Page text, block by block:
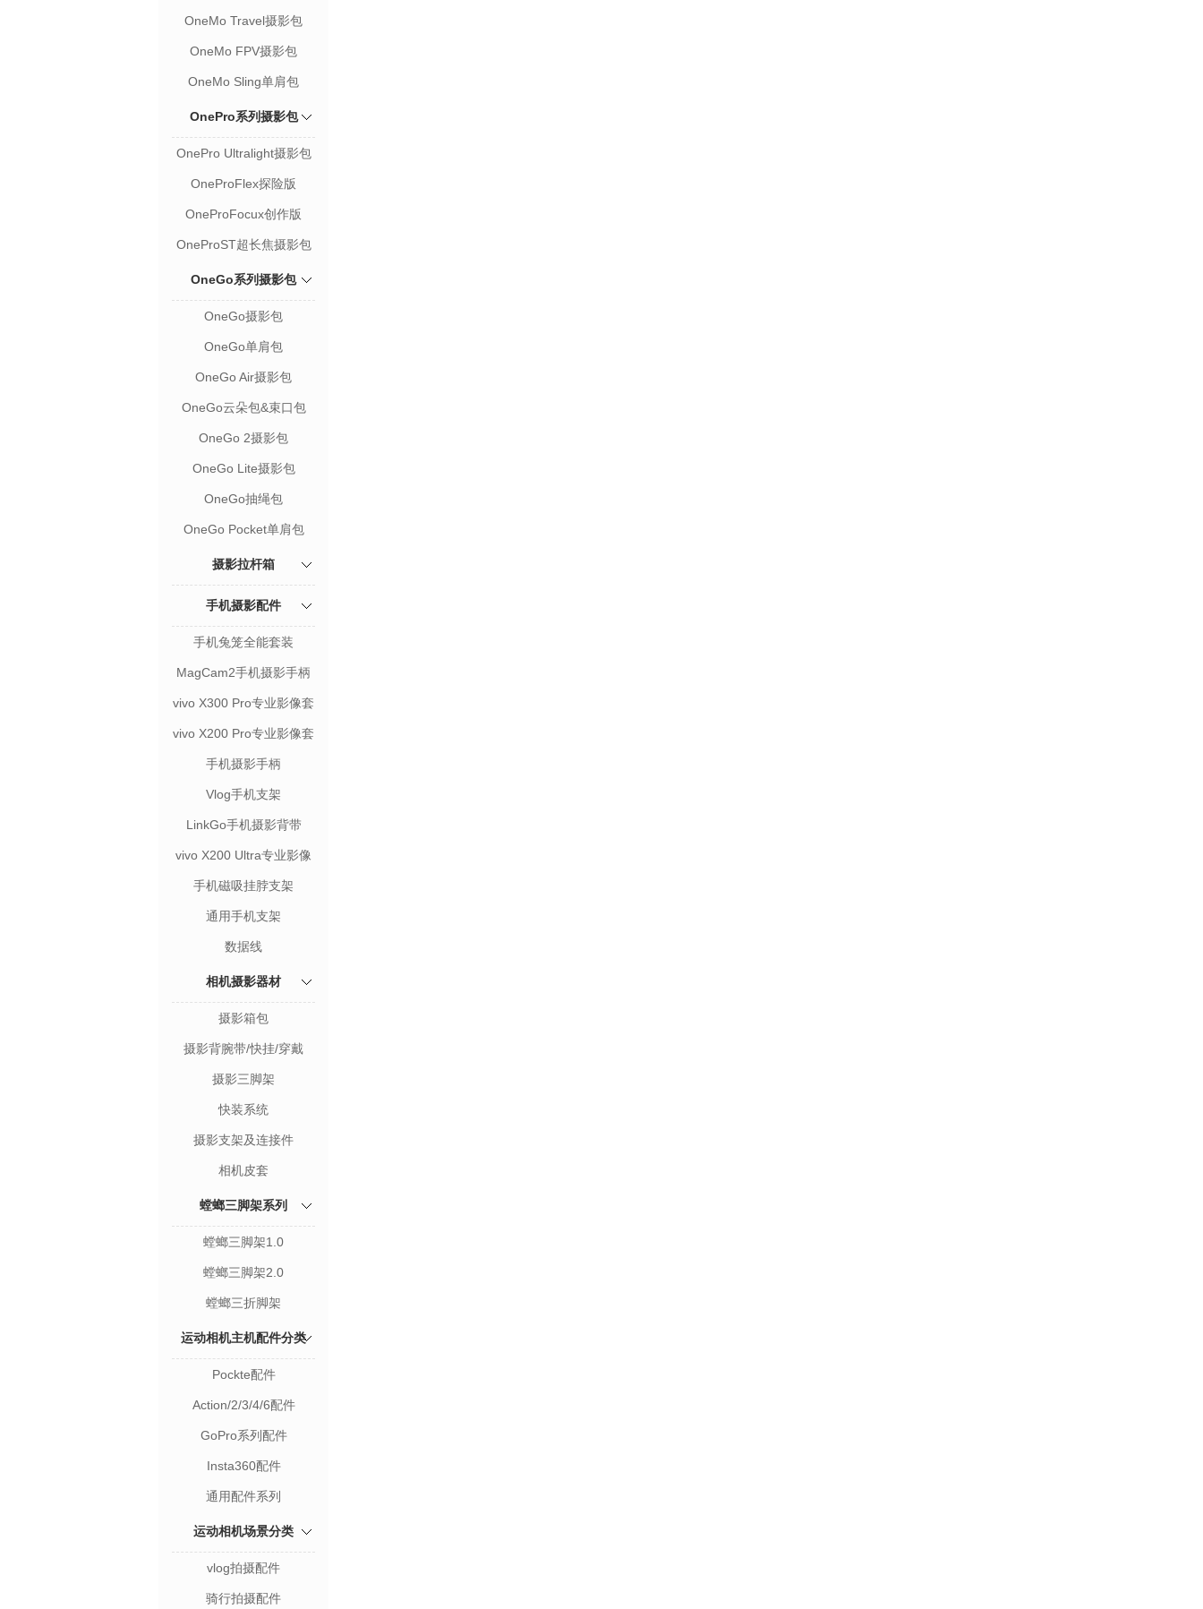
OneMo Travel摄影包
OneMo FPV摄影包
OneMo Sling单肩包
OnePro系列摄影包
OnePro Ultralight摄影包
OneProFlex探险版
OneProFocux创作版
OneProST超长焦摄影包
OneGo系列摄影包
OneGo摄影包
OneGo单肩包
OneGo Air摄影包
OneGo云朵包&束口包
OneGo 2摄影包
OneGo Lite摄影包
OneGo抽绳包
OneGo Pocket单肩包
摄影拉杆箱
手机摄影配件
手机兔笼全能套装
MagCam2手机摄影手柄
vivo X300 Pro专业影像套
vivo X200 Pro专业影像套
手机摄影手柄
Vlog手机支架
LinkGo手机摄影背带
vivo X200 Ultra专业影像
套装
手机磁吸挂脖支架
通用手机支架
数据线
相机摄影器材
摄影箱包
摄影背腕带/快挂/穿戴
摄影三脚架
快装系统
摄影支架及连接件
相机皮套
螳螂三脚架系列
螳螂三脚架1.0
螳螂三脚架2.0
螳螂三折脚架
运动相机主机配件分类
Pockte配件
Action/2/3/4/6配件
GoPro系列配件
Insta360配件
通用配件系列
运动相机场景分类
vlog拍摄配件
骑行拍摄配件